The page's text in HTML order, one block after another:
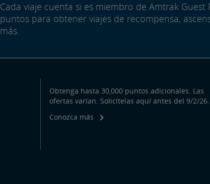
Cada viaje cuenta si es miembro de Amtrak Guest
puntos para obtener viajes de recompensa,
más.
Obtenga hasta 30,000 puntos adicionales. Las
ofertas varían. Solicítelas aquí antes del 9/2/26.
Conozca más